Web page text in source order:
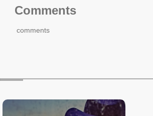
Comments
comments